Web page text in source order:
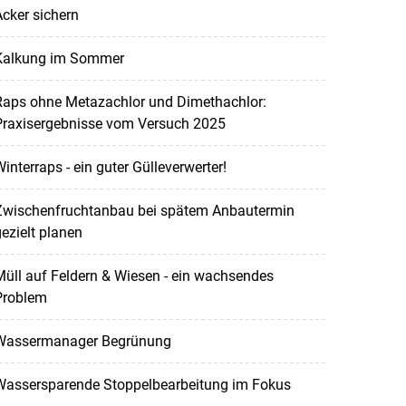
sichern
im Sommer
ohne Metazachlor und Dimethachlor:
vom Versuch 2025
- ein guter Gülleverwerter!
bei spätem Anbautermin
planen
auf Feldern & Wiesen - ein wachsendes
Begrünung
Stoppelbearbeitung im Fokus